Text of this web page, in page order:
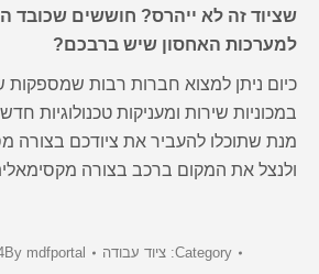
שציוד זה לא ייהרס? חוששים שכובד
למערכות האחסון שיש ברבכם?
כיום ניתן למצוא חברות רבות שמספקות
במכוניות שירות ומעניקות טכנולוגיות
מנת שתוכלו להעביר את ציודכם בצורה
ולנצל את המקום ברכב בצורה
Category: ציוד עבודה By mdfportal
24